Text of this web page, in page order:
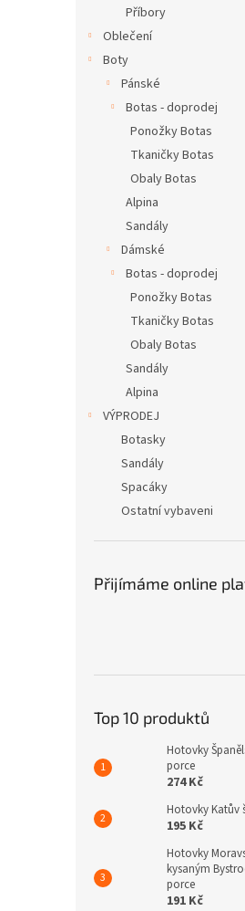
Příbory
Oblečení
Boty
Pánské
Botas - doprodej
Ponožky Botas
Tkaničky Botas
Obaly Botas
Alpina
Sandály
Dámské
Botas - doprodej
Ponožky Botas
Tkaničky Botas
Obaly Botas
Sandály
Alpina
VÝPRODEJ
Botasky
Sandály
Spacáky
Ostatní vybaveni
Přijímáme online
Top 10 produktů
Hotovky
porce
274 Kč
Hotovky Katův
195 Kč
Hotovky
kysaným
porce
191 Kč